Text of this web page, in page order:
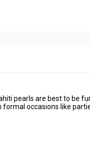
pearls are best to be
occasions like